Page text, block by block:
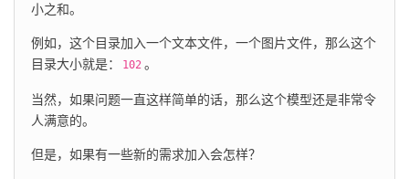
小之和。
例如，这个目录加入一个文本文件，一个图片文件，那么这个
目录大小就是：
102 。
当然，如果问题一直这样简单的话，那么这个模型还是非常令
人满意的。
但是，如果有一些新的需求加入会怎样？